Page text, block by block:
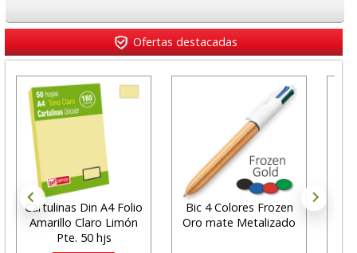
Ofertas destacadas
Cartulinas Din A4 Folio
Amarillo Claro Limón
Pte. 50 hjs
Bic 4 Colores Frozen
Oro mate Metalizado